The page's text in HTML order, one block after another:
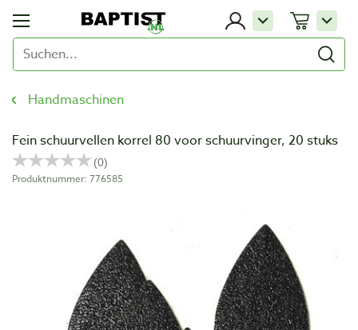
Handmaschinen
Fein schuurvellen korrel 80 voor schuurvinger, 20 stuks
Produktnummer: 776585